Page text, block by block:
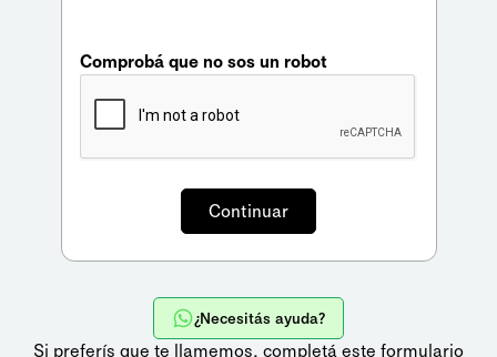
Comprobá que no sos un robot
¿Necesitás ayuda?
Si preferís que te llamemos, completá este formulario